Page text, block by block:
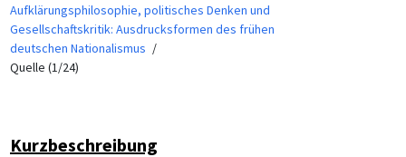
Aufklärungsphilosophie, politisches Denken und
Gesellschaftskritik: Ausdrucksformen des frühen
deutschen Nationalismus
Quelle (1/24)
Kurzbeschreibung